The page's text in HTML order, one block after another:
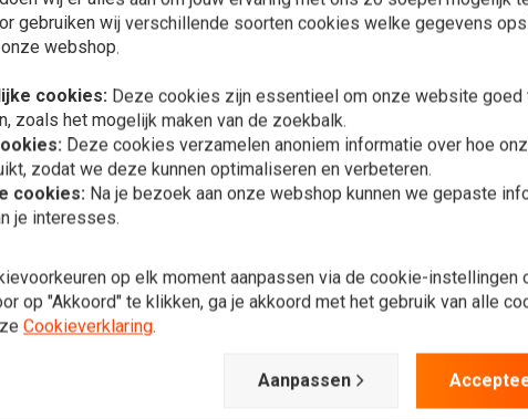
kleijne
Het zijn goede remleidingen en een snelle levering en goede
gebruiken wij verschillende soorten cookies welke gegevens
webshop.
cookies: Deze cookies zijn essentieel om onze website goed
zoals het mogelijk maken van de zoekbalk.
Deze cookies verzamelen anoniem informatie over hoe
zodat we deze kunnen optimaliseren en verbeteren.
cookies: Na je bezoek aan onze webshop kunnen we gepaste
je interesses.
op elk moment aanpassen via de cookie-instellingen
op "Akkoord" te klikken, ga je akkoord met het gebruik van alle
Cookieverklaring.
Aanpassen